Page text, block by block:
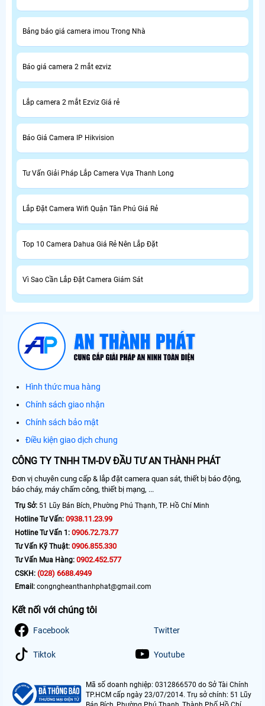
Bảng báo giá camera imou Trong Nhà
Báo giá camera 2 mắt ezviz
Lắp camera 2 mắt Ezviz Giá rẻ
Báo Giá Camera IP Hikvision
Tư Vấn Giải Pháp Lắp Camera Vựa Thanh Long
Lắp Đặt Camera Wifi Quận Tân Phú Giá Rẻ
Top 10 Camera Dahua Giá Rẻ Nên Lắp Đặt
Vì Sao Cần Lắp Đặt Camera Giám Sát
Hình thức mua hàng
Chính sách giao nhận
Chính sách bảo mật
Điều kiện giao dịch chung
CÔNG TY TNHH TM-DV ĐẦU TƯ AN THÀNH PHÁT
Đơn vị chuyên cung cấp & lắp đặt camera quan sát, thiết bị báo động,
báo cháy, máy chấm công, thiết bị mạng, ...
Trụ Sở: 51 Lũy Bán Bích, Phường Phú Thạnh, TP. Hồ Chí Minh
Hotline Tư Vấn: 0938.11.23.99
Hotline Tư Vấn 1: 0906.72.73.77
Tư Vấn Kỹ Thuật: 0906.855.330
Tư Vấn Mua Hàng: 0902.452.577
CSKH: (028) 6688.4949
Email: congngheanthanhphat@gmail.com
Kết nối với chúng tôi
Facebook Twitter
Tiktok Youtube
Mã số doanh nghiệp: 0312866570 do Sở Tài Chính
TP.HCM cấp ngày 23/07/2014. Trụ sở chính: 51 Lũy